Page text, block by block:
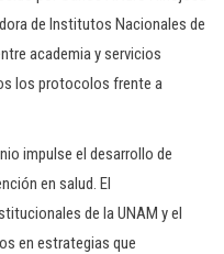
de Institutos Nacionales de
academia y servicios
los protocolos frente a
impulse el desarrollo de
en salud. El
de la UNAM y el
en estrategias que